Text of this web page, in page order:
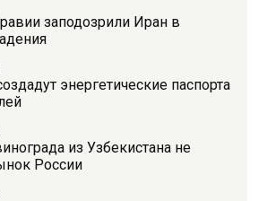
заподозрили Иран в
энергетические паспорта
из Узбекистана не
России